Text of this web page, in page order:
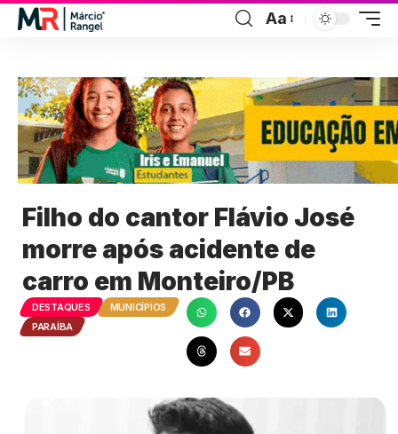
Aa
Filho do cantor Flávio José
morre após acidente de
carro em Monteiro/PB
DESTAQUES
MUNICÍPIOS
PARAÍBA